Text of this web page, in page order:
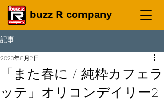
buzz R company
記事
「また春に / 純粋カフェラ
ッテ」オリコンデイリー2
2023年6月2日